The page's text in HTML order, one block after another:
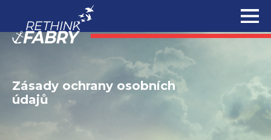
Zásady ochrany osobních
údajů